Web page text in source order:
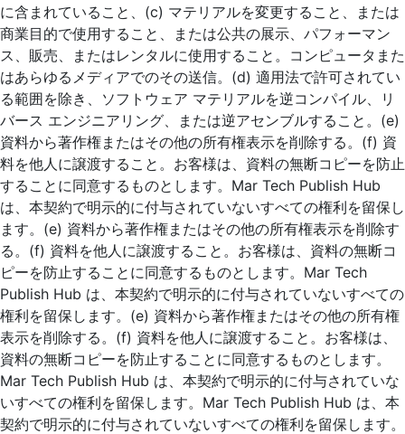
に含まれていること、(c) マテリアルを変更すること、または
商業目的で使用すること、または公共の展示、パフォーマン
ス、販売、またはレンタルに使用すること。コンピュータまた
はあらゆるメディアでのその送信。(d) 適用法で許可されてい
る範囲を除き、ソフトウェア マテリアルを逆コンパイル、リ
バース エンジニアリング、または逆アセンブルすること。(e)
資料から著作権またはその他の所有権表示を削除する。(f) 資
料を他人に譲渡すること。お客様は、資料の無断コピーを防止
することに同意するものとします。Mar Tech Publish Hub
は、本契約で明示的に付与されていないすべての権利を留保し
ます。(e) 資料から著作権またはその他の所有権表示を削除す
る。(f) 資料を他人に譲渡すること。お客様は、資料の無断コ
ピーを防止することに同意するものとします。Mar Tech
Publish Hub は、本契約で明示的に付与されていないすべての
権利を留保します。(e) 資料から著作権またはその他の所有権
表示を削除する。(f) 資料を他人に譲渡すること。お客様は、
資料の無断コピーを防止することに同意するものとします。
Mar Tech Publish Hub は、本契約で明示的に付与されていな
いすべての権利を留保します。Mar Tech Publish Hub は、本
契約で明示的に付与されていないすべての権利を留保します。